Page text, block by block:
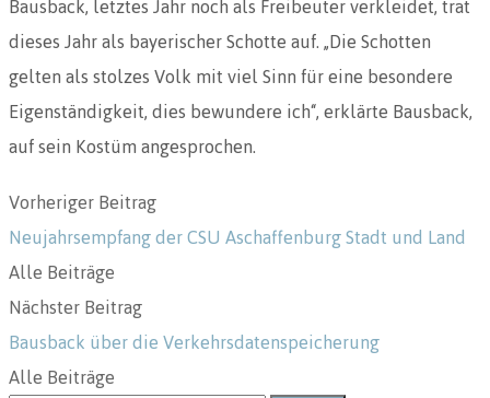
dieses Jahr als bayerischer Schotte auf. „Die Schotten
gelten als stolzes Volk mit viel Sinn für eine besondere
Eigenständigkeit, dies bewundere ich“, erklärte Bausback,
auf sein Kostüm angesprochen.
Vorheriger Beitrag
Neujahrsempfang der CSU Aschaffenburg Stadt und Land
Alle Beiträge
Nächster Beitrag
Bausback über die Verkehrsdatenspeicherung
Alle Beiträge